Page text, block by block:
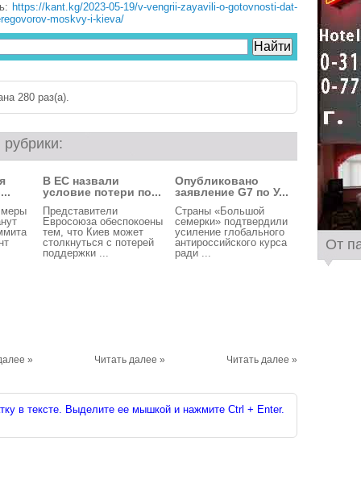
https://kant.kg/2023-05-19/v-vengrii-zayavili-o-gotovnosti-dat-
moskvy-i-kieva/
280 раз(a).
меры
»
В ЕС назвали
условие потери по...
Представители
Евросоюза обеспокоены
тем, что Киев может
столкнуться с потерей
поддержки ...
Читать далее »
Опубликовано
заявление G7 по У...
Страны «Большой
семерки» подтвердили
усиление глобального
антироссийского курса
ради ...
Читать далее »
в тексте. Выделите ее мышкой и нажмите Ctrl + Enter.
От